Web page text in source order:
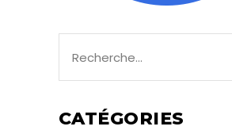
CATÉGORIES